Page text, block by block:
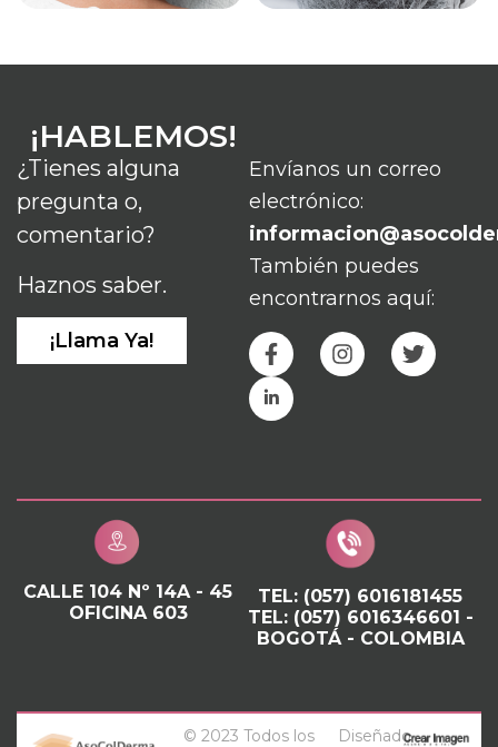
¡HABLEMOS!
¿Tienes alguna
pregunta o,
comentario?
Haznos saber.
¡Llama Ya!
Envíanos un correo
electrónico:
También puedes
encontrarnos aquí:
CALLE 104 Nº 14A - 45
OFICINA 603
TEL: (057) 6016181455
TEL: (057) 6016346601 -
BOGOTÁ - COLOMBIA
© 2023 Todos los
Diseñado